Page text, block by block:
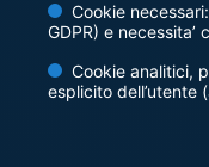
Cookie
GDPR) e necessita’
Cookie analitici,
esplicito dell’utente